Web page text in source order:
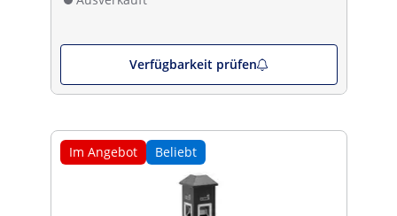
Verfügbarkeit prüfen
Im Angebot Beliebt